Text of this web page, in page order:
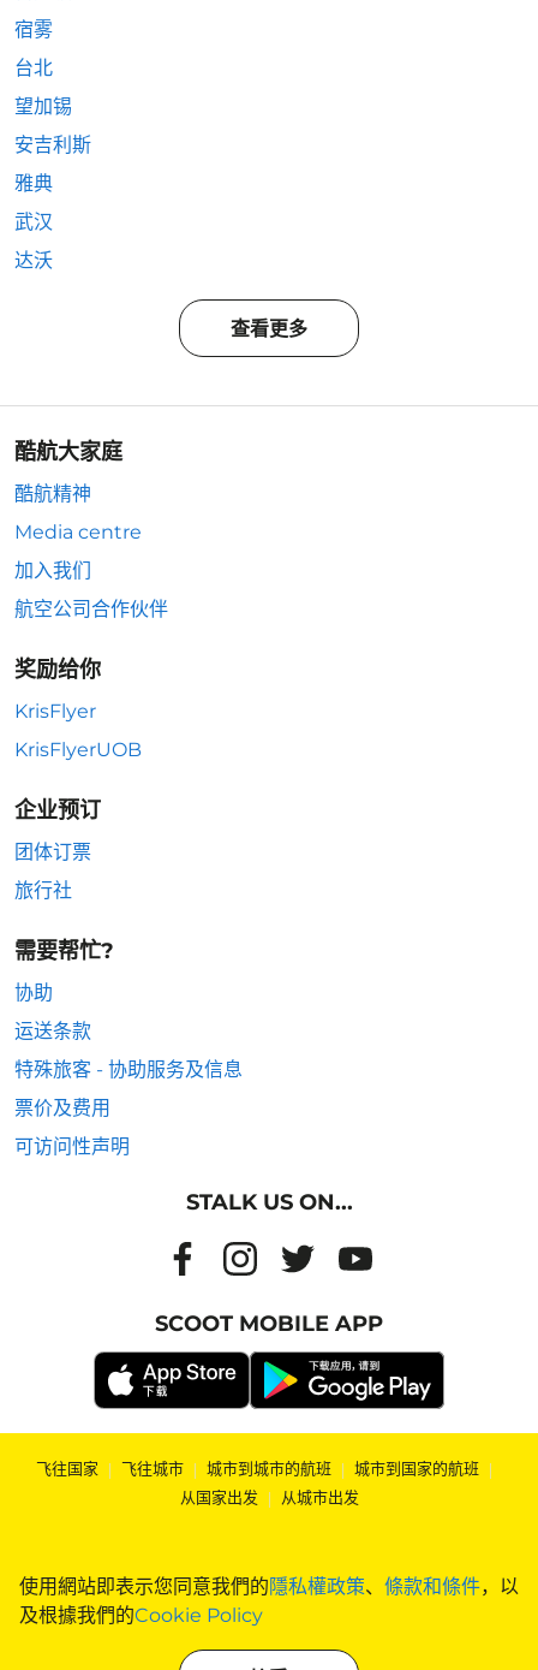
使用網站即表示您同意我們的隱私權政策、 條款和條件，以
及根據我們的Cookie Policy
宿雾
台北
望加锡
安吉利斯
雅典
武汉
达沃
查看更多
酷航大家庭
酷航精神
Media centre
加入我们
航空公司合作伙伴
奖励给你
KrisFlyer
KrisFlyerUOB
企业预订
团体订票
旅行社
需要帮忙?
协助
运送条款
特殊旅客 - 协助服务及信息
票价及费用
可访问性声明
STALK US ON...
SCOOT MOBILE APP
飞往国家 | 飞往城市 | 城市到城市的航班 | 城市到国家的航班 |
从国家出发 | 从城市出发